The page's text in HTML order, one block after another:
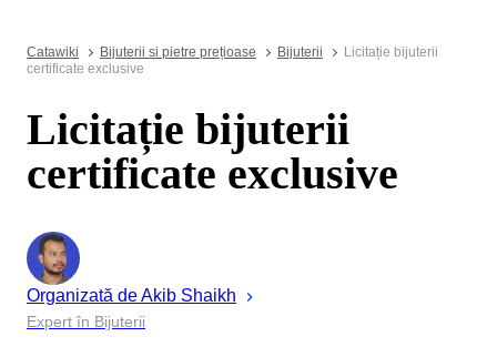
Catawiki Bijuterii si pietre prețioase Bijuterii
Licitație bijuterii
certificate exclusive
Licitație bijuterii
certificate exclusive
Organizată deAkib Shaikh
Expert în Bijuterii